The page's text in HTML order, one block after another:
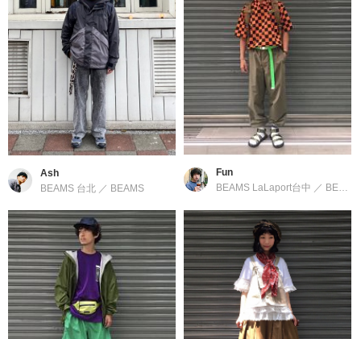
Ash
BEAMS 台北 ／ BEAMS
Fun
BEAMS LaLaport台中 ／ BEAMS